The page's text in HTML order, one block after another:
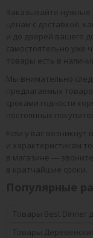
Заказывайте
ценам с доставкой,
и до дверей вашего
самостоятельно уже
товары есть в
Мы внимательно
предлагаемых
сроками годности
постоянных
Если у вас
и характеристикам
в магазине —
в кратчайшие сроки.
Товары Best Dinner
Товары